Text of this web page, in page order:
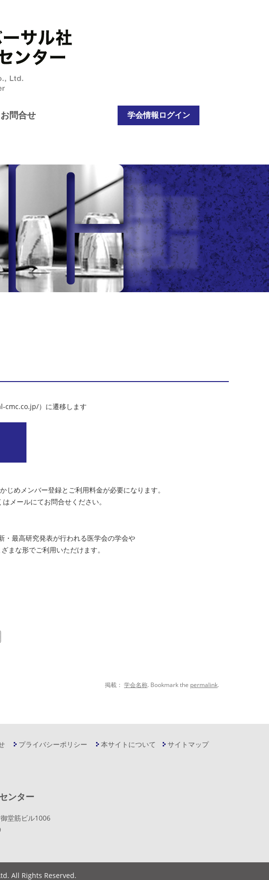
お問合せ 学会情報ログイン
cmc.co.jp/）に遷移します
めメンバー登録とご利用料金が必要になります。
メールにてお問合せください。
・最高研究発表が行われる医学会の学会や
まな形でご利用いただけます。
掲載： 学会名称. Bookmark the permalink.
プライバシーポリシー 本サイトについて サイトマップ
ンター
堂筋ビル1006
All Rights Reserved.